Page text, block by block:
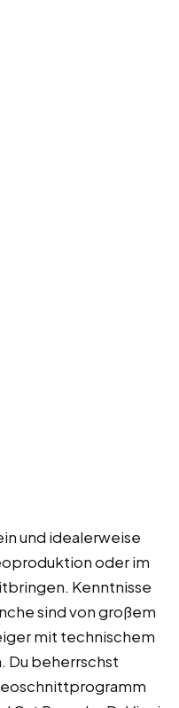
und idealerweise
oder im
Kenntnisse
sind von großem
mit technischem
Du beherrschst